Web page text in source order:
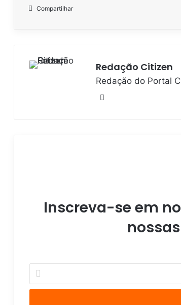
Compartilhar
Redação Citizen
Redação do Portal
b
s
Inscreva-se em
s